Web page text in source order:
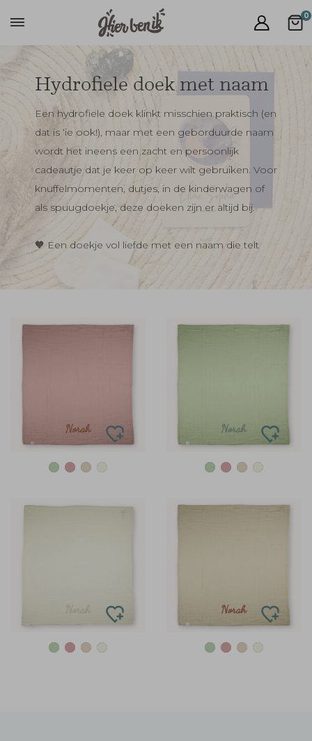
0
Hydrofiele doek met naam
Een hydrofiele doek klinkt misschien praktisch (en
dat is ‘ie ook!), maar met een geborduurde naam
wordt het ineens een zacht en persoonlijk
cadeautje dat je keer op keer wilt gebruiken. Voor
knuffelmomenten, dutjes, in de kinderwagen of
als spuugdoekje, deze doeken zijn er altijd bij.
🧡 Een doekje vol liefde met een naam die telt